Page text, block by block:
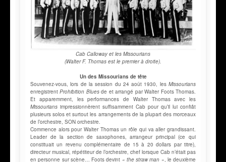
Cab Calloway et les Missourians
(Walter F. Thomas est le premier à droite).
Un des Missourians de tête
Souvenez-vous, lors de la session du 24 août 1930, les Missourians
enregistrentProhibition Bluesde et arrangé par Walter Foots Thomas.
Et apparemment, les performances de Walter Thomas avec les
Missourians impressionnèrent suffisamment Cab pour qu’il lui confiât
plusieurs solos et surtout les arrangements de la plupart des morceaux
de l’orchestre, SON orchestre.
Commence alors pour Walter Thomas un rôle qui va aller grandissant.
Leader de la section de saxophones, arrangeur principal (ce qui
constituait un revenu complémentaire de 15 à 20 dollars par titre),
directeur musical, répétiteur de l’orchestre, chef lorsque Cab n’était pas
en personne sur scène… Foots devint « the straw man », le deuxième